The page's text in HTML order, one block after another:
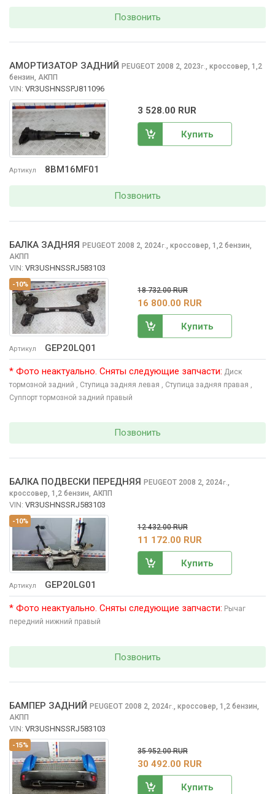
Позвонить
Артикул 8BM16MF01
АМОРТИЗАТОР ЗАДНИЙ PEUGEOT 2008 2, 2023г., кроссовер, 1,2
бензин, АКПП
VIN: VR3USHNSSPJ811096
3 528.00 RUR
Купить
Позвонить
-10%
Артикул GEP20LQ01
БАЛКА ЗАДНЯЯ PEUGEOT 2008 2, 2024г.
кроссовер, 1,2 бензин,
АКПП
VIN: VR3USHNSSRJ583103
18 732.00 RUR
16 800.00 RUR
Купить
* Фото неактуально. Сняты следующие запчасти: Диск
тормозной задний , Ступица задняя левая , Ступица задняя правая ,
Суппорт тормозной задний правый
Позвонить
-10%
Артикул GEP20LG01
БАЛКА ПОДВЕСКИ ПЕРЕДНЯЯ PEUGEOT 2008 2, 2024г.
кроссовер, 1,2 бензин, АКПП
VIN: VR3USHNSSRJ583103
12 432.00 RUR
11 172.00 RUR
Купить
* Фото неактуально. Сняты следующие запчасти: Рычаг
передний нижний правый
Позвонить
-15%
БАМПЕР ЗАДНИЙ PEUGEOT 2008 2, 2024г. кроссовер, 1,2 бензин,
АКПП
VIN: VR3USHNSSRJ583103
35 952.00 RUR
30 492.00 RUR
Купить